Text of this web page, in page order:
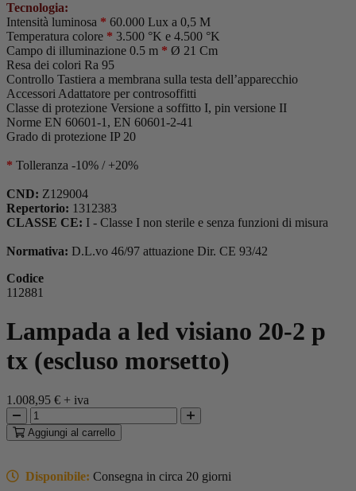
Tecnologia:
Intensità luminosa * 60.000 Lux a 0,5 M
Temperatura colore * 3.500 °K e 4.500 °K
Campo di illuminazione 0.5 m * Ø 21 Cm
Resa dei colori Ra 95
Controllo Tastiera a membrana sulla testa dell’apparecchio
Accessori Adattatore per controsoffitti
Classe di protezione Versione a soffitto I, pin versione II
Norme EN 60601-1, EN 60601-2-41
Grado di protezione IP 20
* Tolleranza -10% / +20%
CND: Z129004
Repertorio: 1312383
CLASSE CE: I - Classe I non sterile e senza funzioni di misura
Normativa: D.L.vo 46/97 attuazione Dir. CE 93/42
Codice
112881
Lampada a led visiano 20-2 p
tx (escluso morsetto)
1.008,95 € + iva
Aggiungi al carrello
Disponibile: Consegna in circa 20 giorni